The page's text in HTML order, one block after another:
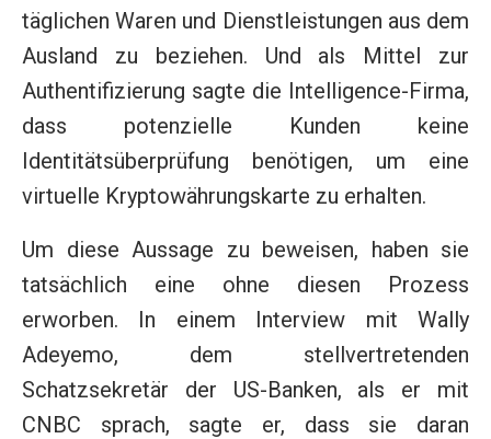
täglichen Waren und Dienstleistungen aus dem
Ausland zu beziehen. Und als Mittel zur
Authentifizierung sagte die Intelligence-Firma,
dass potenzielle Kunden keine
Identitätsüberprüfung benötigen, um eine
virtuelle Kryptowährungskarte zu erhalten.
Um diese Aussage zu beweisen, haben sie
tatsächlich eine ohne diesen Prozess
erworben. In einem Interview mit Wally
Adeyemo, dem stellvertretenden
Schatzsekretär der US-Banken, als er mit
CNBC sprach, sagte er, dass sie daran